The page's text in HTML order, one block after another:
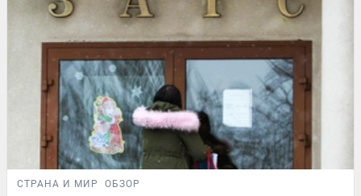
СТРАНА И МИР ОБЗОР